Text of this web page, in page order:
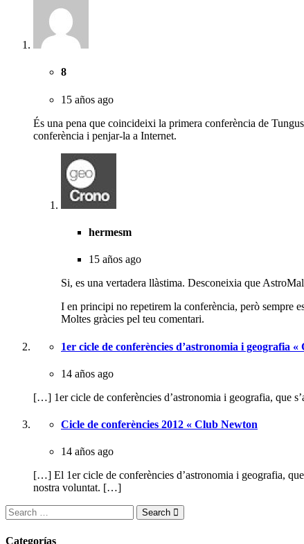
8
15 años ago
És una pena que coincideixi la primera conferència de
conferència i penjar-la a Internet.
hermesm
15 años ago
Si, es una vertadera llàstima. Desconeixia que
I en principi no repetirem la conferència, però sempre
Moltes gràcies pel teu comentari.
1er cicle de conferències d’astronomia i geografia
14 años ago
[…] 1er cicle de conferències d’astronomia i geografia, que
Cicle de conferències 2012 « Club Newton
14 años ago
[…] El 1er cicle de conferències d’astronomia i geografia,
nostra voluntat. […]
Search
Categorías